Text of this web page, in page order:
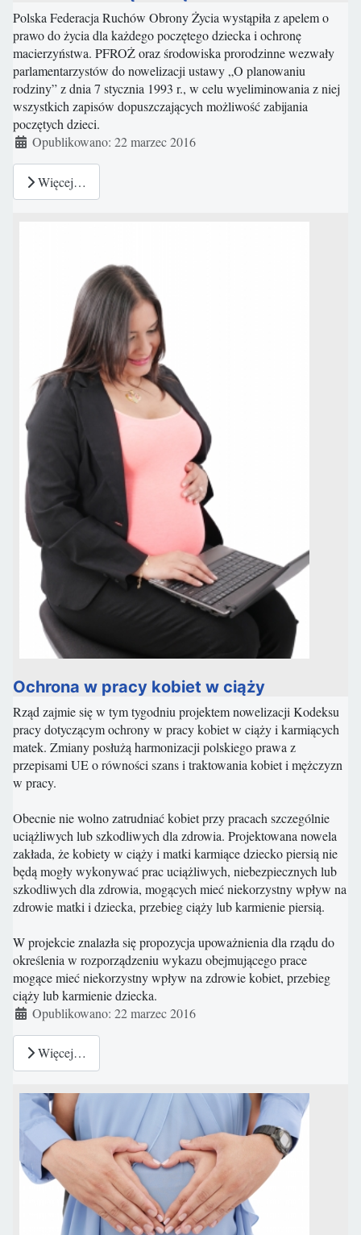
Polska Federacja Ruchów Obrony Życia wystąpiła z apelem o
prawo do życia dla każdego poczętego dziecka i ochronę
macierzyństwa. PFROŻ oraz środowiska prorodzinne wezwały
parlamentarzystów do nowelizacji ustawy „O planowaniu
rodziny” z dnia 7 stycznia 1993 r., w celu wyeliminowania z niej
wszystkich zapisów dopuszczających możliwość zabijania
poczętych dzieci.
Szczegóły
Opublikowano: 22 marzec 2016
Więcej…
Ochrona w pracy kobiet w ciąży
Rząd zajmie się w tym tygodniu projektem nowelizacji Kodeksu
pracy dotyczącym ochrony w pracy kobiet w ciąży i karmiących
matek. Zmiany posłużą harmonizacji polskiego prawa z
przepisami UE o równości szans i traktowania kobiet i mężczyzn
w pracy.
Obecnie nie wolno zatrudniać kobiet przy pracach szczególnie
uciążliwych lub szkodliwych dla zdrowia. Projektowana nowela
zakłada, że kobiety w ciąży i matki karmiące dziecko piersią nie
będą mogły wykonywać prac uciążliwych, niebezpiecznych lub
szkodliwych dla zdrowia, mogących mieć niekorzystny wpływ na
zdrowie matki i dziecka, przebieg ciąży lub karmienie piersią.
W projekcie znalazła się propozycja upoważnienia dla rządu do
określenia w rozporządzeniu wykazu obejmującego prace
mogące mieć niekorzystny wpływ na zdrowie kobiet, przebieg
ciąży lub karmienie dziecka.
Szczegóły
Opublikowano: 22 marzec 2016
Więcej…